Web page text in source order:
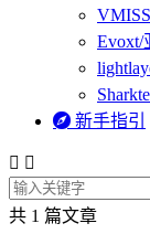
Evoxt/
 新手指引
 
共 1 篇文章